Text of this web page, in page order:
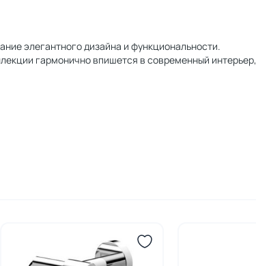
элегантного дизайна и функциональности.
гармонично впишется в современный интерьер,